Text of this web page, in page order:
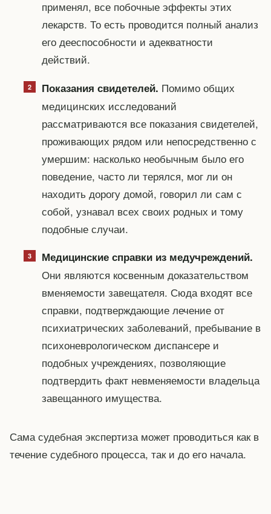
применял, все побочные эффекты этих
лекарств. То есть проводится полный анализ
его дееспособности и адекватности
действий.
Показания свидетелей. Помимо общих
медицинских исследований
рассматриваются все показания свидетелей,
проживающих рядом или непосредственно с
умершим: насколько необычным было его
поведение, часто ли терялся, мог ли он
находить дорогу домой, говорил ли сам с
собой, узнавал всех своих родных и тому
подобные случаи.
Медицинские справки из медучреждений.
Они являются косвенным доказательством
вменяемости завещателя. Сюда входят все
справки, подтверждающие лечение от
психиатрических заболеваний, пребывание в
психоневрологическом диспансере и
подобных учреждениях, позволяющие
подтвердить факт невменяемости владельца
завещанного имущества.
Сама судебная экспертиза может проводиться как в
течение судебного процесса, так и до его начала.